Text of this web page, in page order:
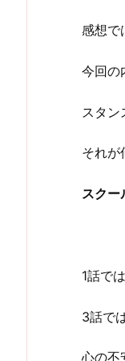
感想で
今回の
スタ
それが
スクー
1話で
3話で
心の不